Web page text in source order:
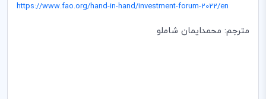
https://www.fao.org/hand-in-hand/investment-forum-2022/en
مترجم: محمدایمان شاملو